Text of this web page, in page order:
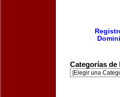
Categorías de